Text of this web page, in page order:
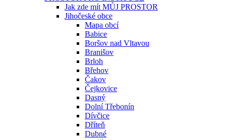
Jak zde mít MŮJ PROSTOR
Jihočeské obce
Mapa obcí
Babice
Boršov nad Vltavou
Branišov
Brloh
Břehov
Čakov
Čejkovice
Dasný
Dolní Třebonín
Dívčice
Dříteň
Dubné